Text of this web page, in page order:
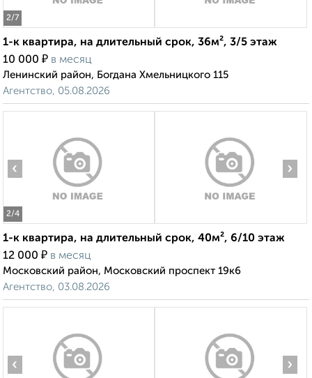
2/7
1-к квартира, на длительный срок, 36м², 3/5 этаж
10 000 ₽ в месяц
Ленинский район, Богдана Хмельницкого 115
Агентство, 05.08.2026
2/4
‹ ›
1-к квартира, на длительный срок, 40м², 6/10 этаж
12 000 ₽ в месяц
Московский район, Московский проспект 19к6
Агентство, 03.08.2026
‹ ›